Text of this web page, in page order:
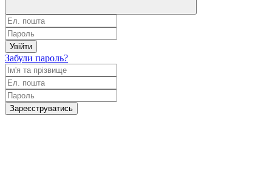
Увійти
Забули пароль?
Зареєструватись